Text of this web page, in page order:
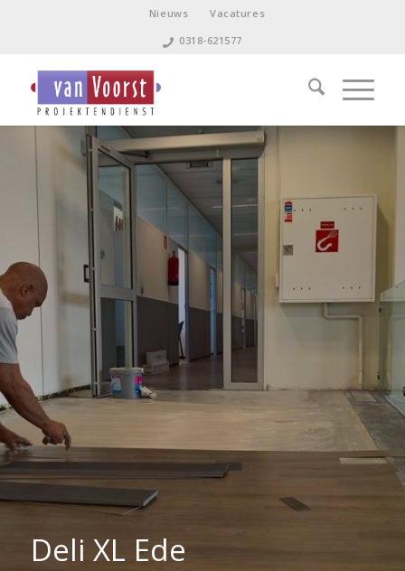
Nieuws
Vacatures
0318-621577
Deli XL Ede